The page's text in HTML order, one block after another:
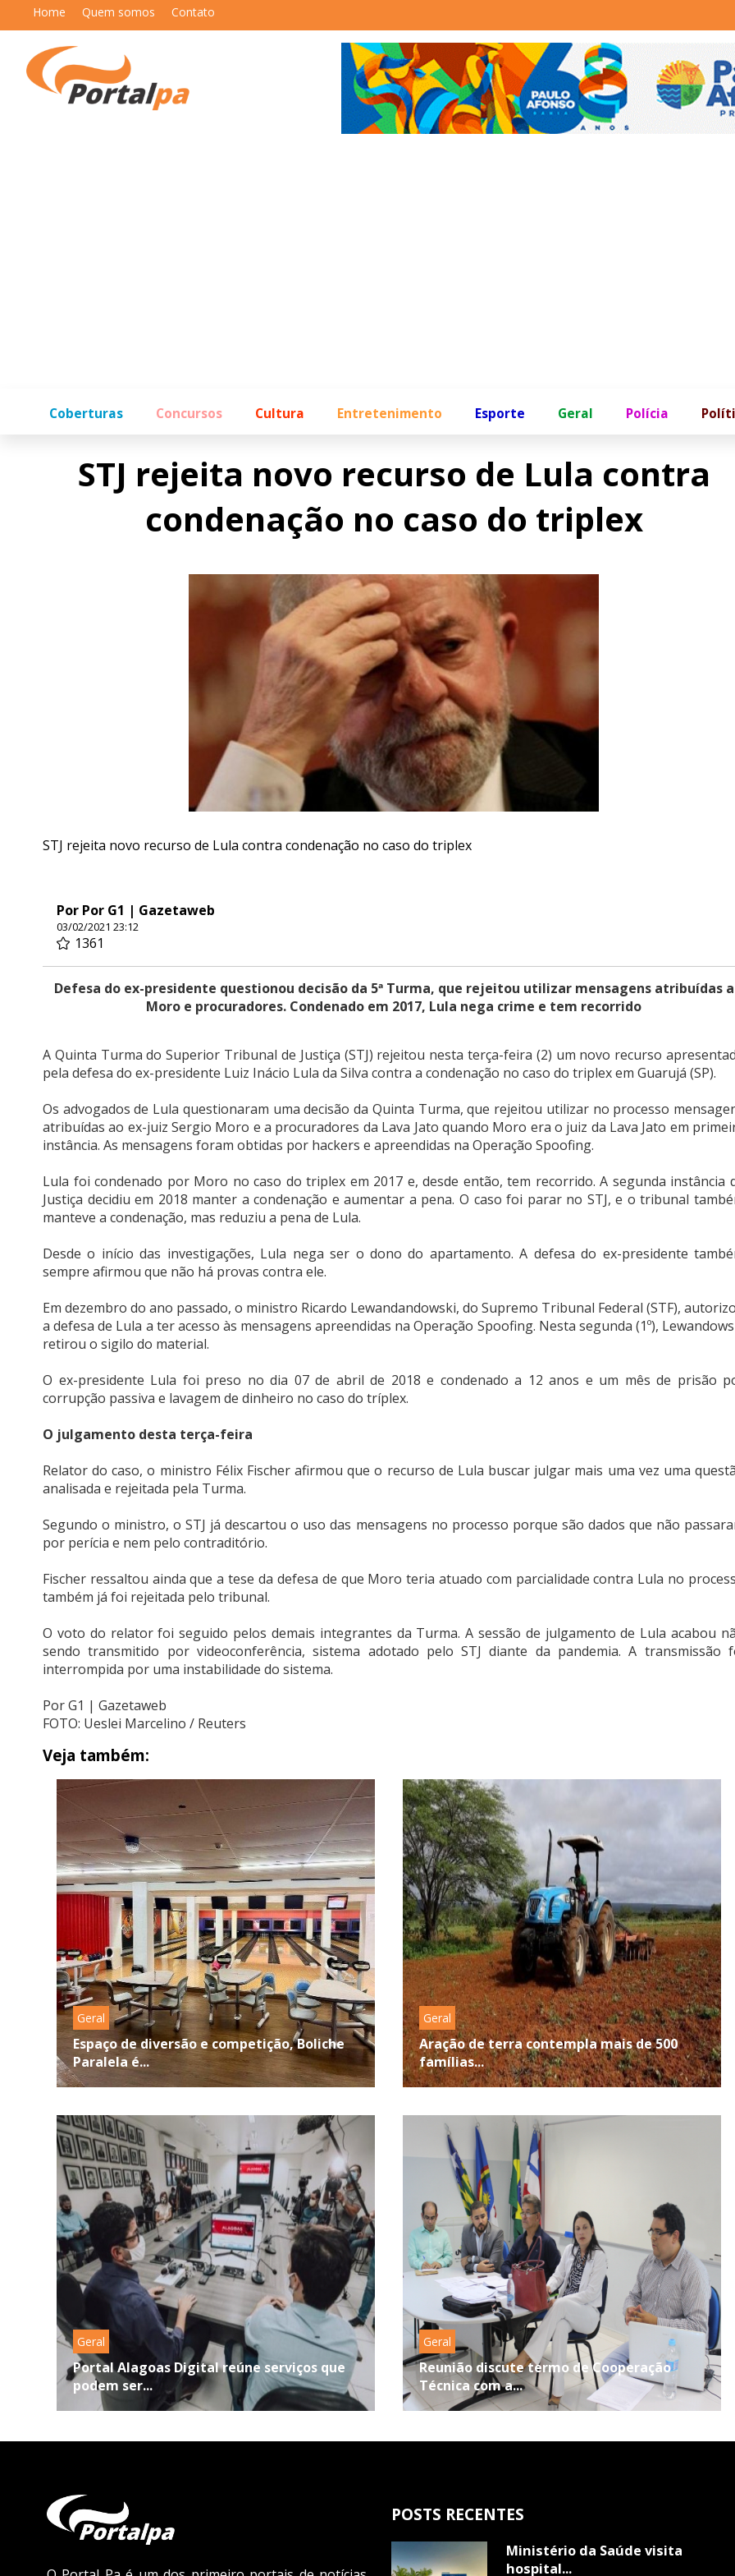
Home Quem somos Contato
Coberturas Concursos Cultura Entretenimento Esporte Geral Polícia
STJ rejeita novo recurso de Lula contra
condenação no caso do triplex
STJ rejeita novo recurso de Lula contra condenação no caso do triplex
Por Por G1 | Gazetaweb
03/02/2021 23:12
1361
Defesa do ex-presidente questionou decisão da 5ª Turma, que rejeitou utilizar mensagens atribuídas a
Moro e procuradores. Condenado em 2017, Lula nega crime e tem recorrido
A Quinta Turma do Superior Tribunal de Justiça (STJ) rejeitou nesta terça-feira (2) um novo recurso
pela defesa do ex-presidente Luiz Inácio Lula da Silva contra a condenação no caso do triplex em Guarujá (SP).
Os advogados de Lula questionaram uma decisão da Quinta Turma, que rejeitou utilizar no processo
atribuídas ao ex-juiz Sergio Moro e a procuradores da Lava Jato quando Moro era o juiz da Lava Jato em
instância. As mensagens foram obtidas por hackers e apreendidas na Operação Spoofing.
Lula foi condenado por Moro no caso do triplex em 2017 e, desde então, tem recorrido. A segunda instância
Justiça decidiu em 2018 manter a condenação e aumentar a pena. O caso foi parar no STJ, e o tribunal
manteve a condenação, mas reduziu a pena de Lula.
Desde o início das investigações, Lula nega ser o dono do apartamento. A defesa do ex-presidente
sempre afirmou que não há provas contra ele.
Em dezembro do ano passado, o ministro Ricardo Lewandandowski, do Supremo Tribunal Federal (STF),
a defesa de Lula a ter acesso às mensagens apreendidas na Operação Spoofing. Nesta segunda (1º),
retirou o sigilo do material.
O ex-presidente Lula foi preso no dia 07 de abril de 2018 e condenado a 12 anos e um mês de prisão
corrupção passiva e lavagem de dinheiro no caso do tríplex.
O julgamento desta terça-feira
Relator do caso, o ministro Félix Fischer afirmou que o recurso de Lula buscar julgar mais uma vez uma
analisada e rejeitada pela Turma.
Segundo o ministro, o STJ já descartou o uso das mensagens no processo porque são dados que não
por perícia e nem pelo contraditório.
Fischer ressaltou ainda que a tese da defesa de que Moro teria atuado com parcialidade contra Lula no
também já foi rejeitada pelo tribunal.
O voto do relator foi seguido pelos demais integrantes da Turma. A sessão de julgamento de Lula acabou
sendo transmitido por videoconferência, sistema adotado pelo STJ diante da pandemia. A transmissão
interrompida por uma instabilidade do sistema.
Por G1 | Gazetaweb
FOTO: Ueslei Marcelino / Reuters
Veja também:
Geral
Espaço de diversão e competição, Boliche
Paralela é...
Geral
Aração de terra contempla mais de 500
famílias...
Geral
Portal Alagoas Digital reúne serviços que
podem ser...
Geral
Reunião discute termo de Cooperação
Técnica com a...
POSTS RECENTES
Ministério da Saúde visita
hospital...